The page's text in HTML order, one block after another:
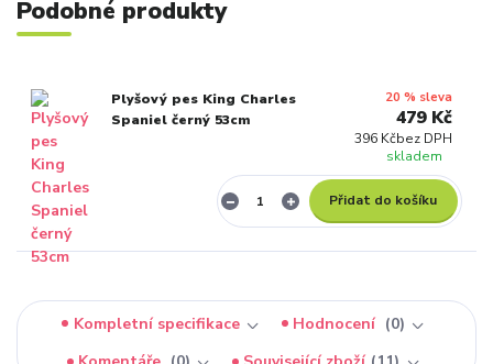
Podobné produkty
Plyšový pes King Charles
Spaniel černý 53cm
20 % sleva
479 Kč
396 Kčbez DPH
skladem
Přidat do košíku
Kompletní specifikace Hodnocení
0